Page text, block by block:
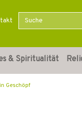
& Spiritualität
Geschöpf